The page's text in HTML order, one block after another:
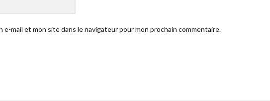
e-mail et mon site dans le navigateur pour mon prochain commentaire.